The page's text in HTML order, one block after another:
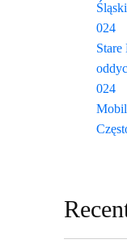
024
Stare
024